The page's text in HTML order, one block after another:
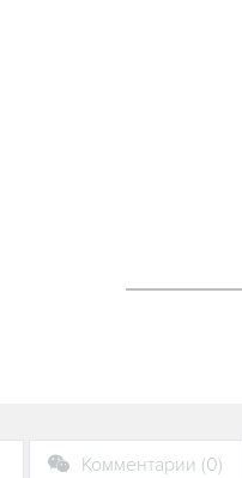
Комментарии (0)